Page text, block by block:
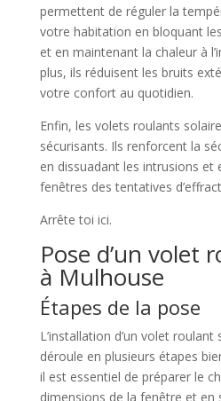
permettent de réguler la
votre habitation en bloquant
et en maintenant la chaleur à
plus, ils réduisent les bruits
votre confort au quotidien.
Enfin, les volets roulants
sécurisants. Ils renforcent la
en dissuadant les intrusions et
fenêtres des tentatives
Arrête toi ici.
Pose d’un volet
à Mulhouse
Étapes de la pose
L’installation d’un volet
déroule en plusieurs étapes
il est essentiel de préparer le
dimensions de la fenêtre et en